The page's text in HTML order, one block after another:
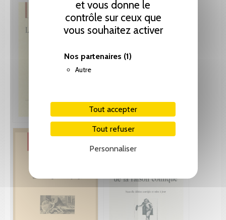
et vous donne le
contrôle sur ceux que
vous souhaitez activer
Nos partenaires (1)
Autre
Tout accepter
Tout refuser
Personnaliser